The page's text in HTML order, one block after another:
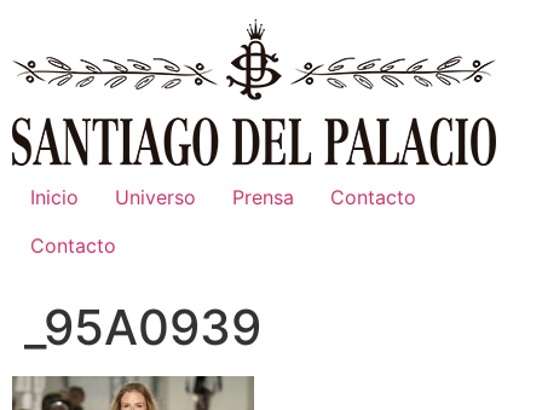
contenido
Inicio Universo Prensa
Contacto
Contacto
_95A0939